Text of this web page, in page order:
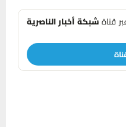
قناةشبكة أخبار الناصرية